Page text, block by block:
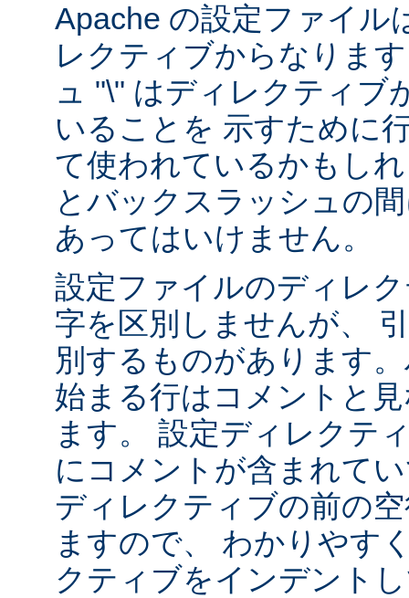
Apache の設定ファイル
レクティブからなりま
ュ "\" はディレクティブ
いることを 示すために
て使われているかもし
とバックスラッシュの
あってはいけません。
設定ファイルのディレ
字を区別しませんが、
別するものがあります
始まる行はコメントと
ます。 設定ディレクテ
にコメントが含まれて
ディレクティブの前の
ますので、 わかりやす
クティブをインデント